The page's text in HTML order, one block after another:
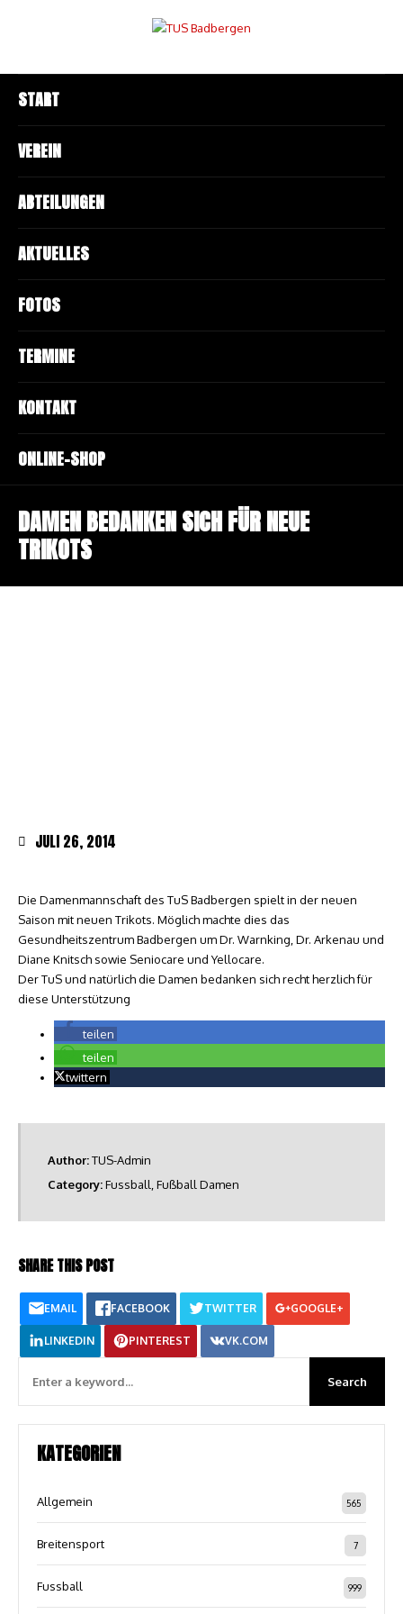
START
VEREIN
ABTEILUNGEN
AKTUELLES
FOTOS
TERMINE
KONTAKT
ONLINE-SHOP
DAMEN BEDANKEN SICH FÜR NEUE
TRIKOTS
JULI 26, 2014
Die Damenmannschaft des TuS Badbergen spielt in der neuen
Saison mit neuen Trikots. Möglich machte dies das
Gesundheitszentrum Badbergen um Dr. Warnking, Dr. Arkenau und
Diane Knitsch sowie Seniocare und Yellocare.
Der TuS und natürlich die Damen bedanken sich recht herzlich für
diese Unterstützung
teilen
teilen
twittern
Author:TUS-Admin
Category:Fussball Fußball Damen
SHARE THIS POST
EMAIL FACEBOOK TWITTER GOOGLE+
LINKEDIN PINTEREST VK.COM
KATEGORIEN
Allgemein 565
Breitensport 7
Fussball 999